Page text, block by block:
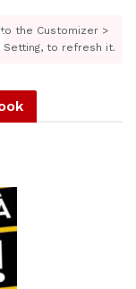
the Customizer >
Setting, to refresh it.